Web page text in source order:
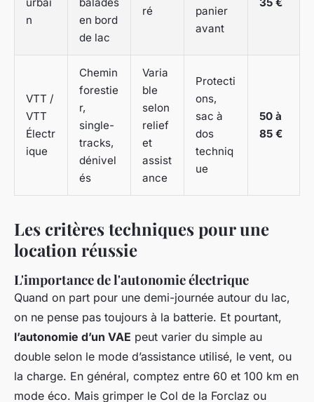
n
en bord
de lac
ré
panier
avant
VTT /
VTT
Électr
ique
Chemin
forestie
r,
single-
tracks,
dénivel
és
Varia
ble
selon
relief
et
assist
ance
Protecti
ons,
sac à
dos
techniq
ue
50 à
85 €
Les critères techniques pour une
location réussie
L'importance de l'autonomie électrique
Quand on part pour une demi-journée autour du lac,
on ne pense pas toujours à la batterie. Et pourtant,
l’autonomie d’un VAE peut varier du simple au
double selon le mode d’assistance utilisé, le vent, ou
la charge. En général, comptez entre 60 et 100 km en
mode éco. Mais grimper le Col de la Forclaz ou